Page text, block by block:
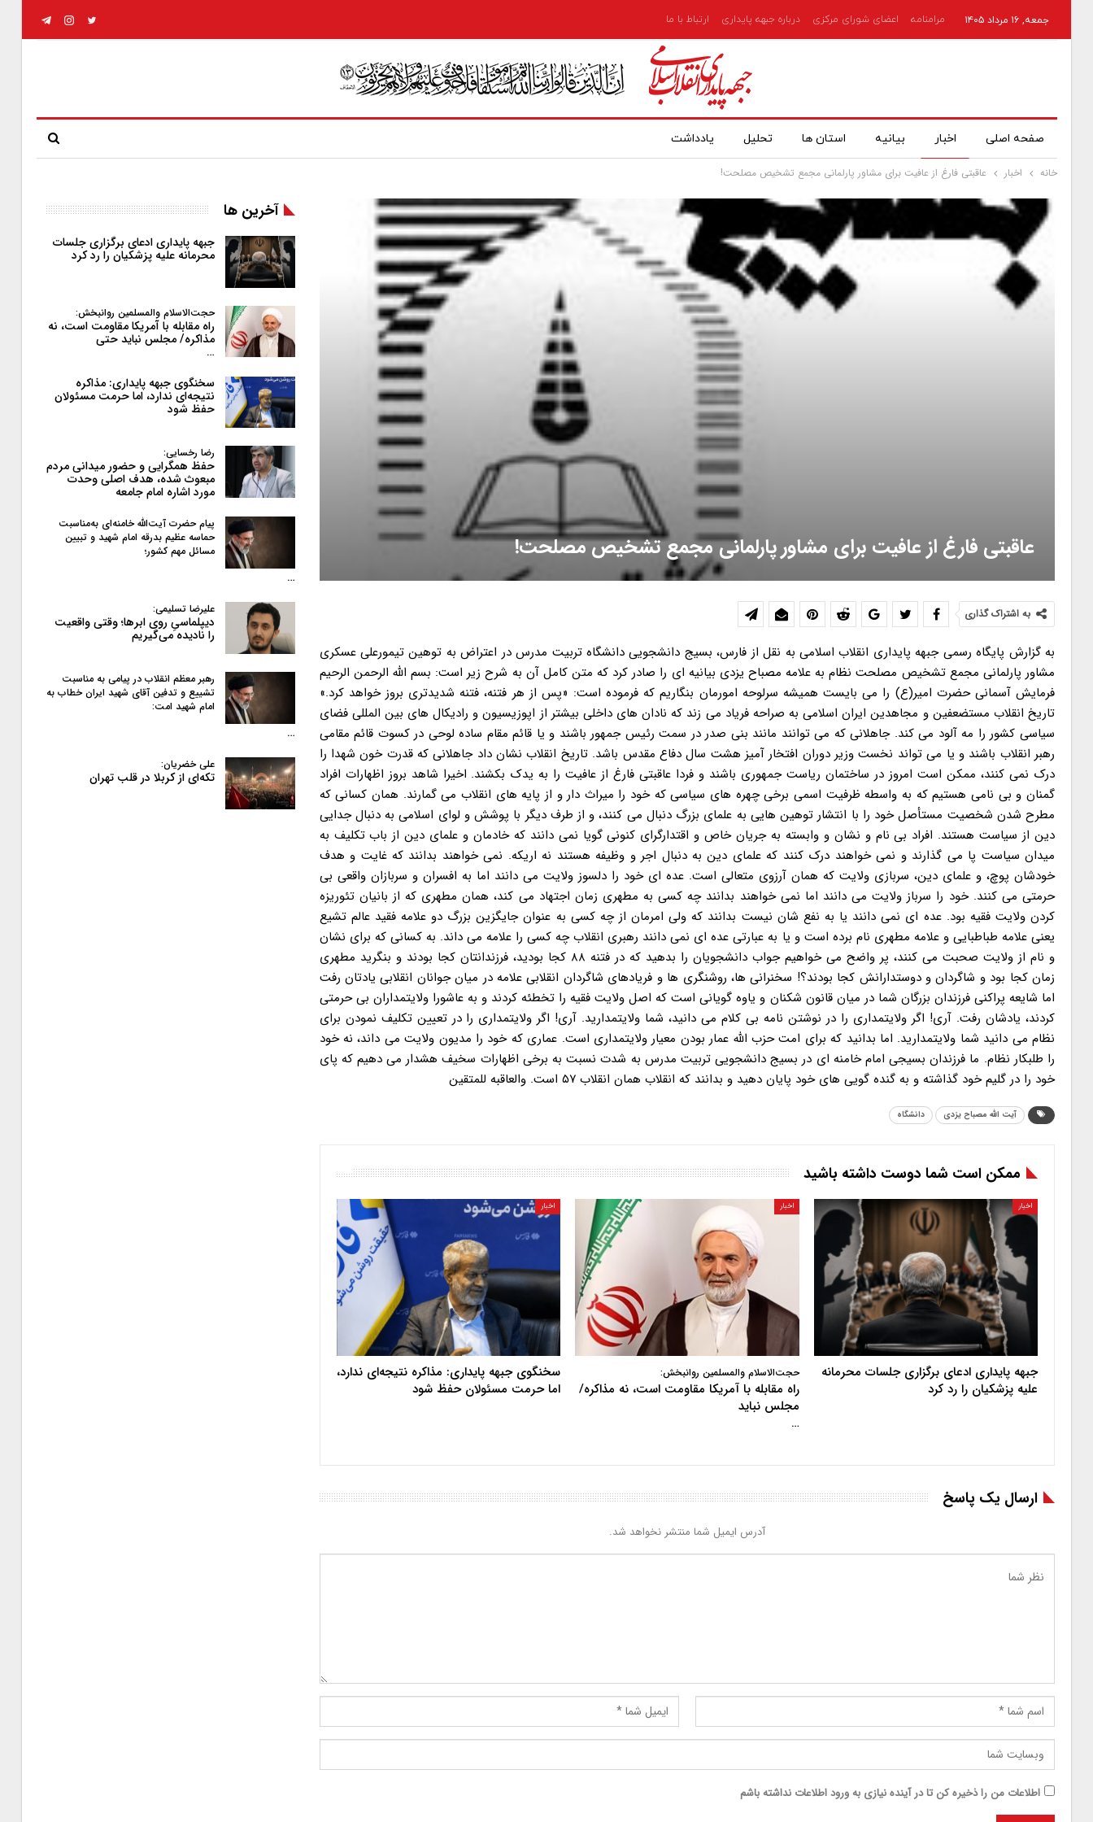
جمعه, ۱۶ مرداد ۱۴۰۵ مرامنامه اعضای شورای مرکزی درباره جبهه پایداری ارتباط با ما
صفحه اصلی اخبار بیانیه استان ها تحلیل یادداشت
خانه اخبار عاقبتی فارغ از عافیت برای مشاور پارلمانی مجمع تشخیص مصلحت!
عاقبتی فارغ از عافیت برای مشاور پارلمانی مجمع تشخیص مصلحت!
به اشتراک گذاری
به گزارش پایگاه رسمی جبهه پایداری انقلاب اسلامی به نقل از فارس، بسیج دانشجویی دانشگاه تربیت مدرس در اعتراض به توهین تیمورعلی عسکری
مشاور پارلمانی مجمع تشخیص مصلحت نظام به علامه مصباح یزدی بیانیه ای را صادر کرد که متن کامل آن به شرح زیر است: بسم الله الرحمن الرحیم
فرمایش آسمانی حضرت امیر(ع) را می بایست همیشه سرلوحه امورمان بنگاریم که فرموده است: «پس از هر فتنه، فتنه شدیدتری بروز خواهد کرد.»
تاریخ انقلاب مستضعفین و مجاهدین ایران اسلامی به صراحه فریاد می زند که نادان های داخلی بیشتر از اپوزیسیون و رادیکال های بین المللی فضای
سیاسی کشور را مه آلود می کند. جاهلانی که می توانند مانند بنی صدر در سمت رئیس جمهور باشند و یا قائم مقام ساده لوحی در کسوت قائم مقامی
رهبر انقلاب باشند و یا می تواند نخست وزیر دوران افتخار آمیز هشت سال دفاع مقدس باشد. تاریخ انقلاب نشان داد جاهلانی که قدرت خون شهدا را
درک نمی کنند، ممکن است امروز در ساختمان ریاست جمهوری باشند و فردا عاقبتی فارغ از عافیت را به یدک بکشند. اخیرا شاهد بروز اظهارات افراد
گمنان و بی نامی هستیم که به واسطه ظرفیت اسمی برخی چهره های سیاسی که خود را میراث دار و از پایه های انقلاب می گمارند. همان کسانی که
مطرح شدن شخصیت مستأصل خود را با انتشار توهین هایی به علمای بزرگ دنبال می کنند، و از طرف دیگر با پوشش و لوای اسلامی به دنبال جدایی
دین از سیاست هستند. افراد بی نام و نشان و وابسته به جریان خاص و اقتدارگرای کنونی گویا نمی دانند که خادمان و علمای دین از باب تکلیف به
میدان سیاست پا می گذارند و نمی خواهند درک کنند که علمای دین به دنبال اجر و وظیفه هستند نه اریکه. نمی خواهند بدانند که غایت و هدف
خودشان پوچ، و علمای دین، سربازی ولایت که همان آرزوی متعالی است. عده ای خود را دلسوز ولایت می دانند اما به افسران و سربازان واقعی بی
حرمتی می کنند. خود را سرباز ولایت می دانند اما نمی خواهند بدانند چه کسی به مطهری زمان اجتهاد می کند، همان مطهری که از بانیان تئوریزه
کردن ولایت فقیه بود. عده ای نمی دانند یا به نفع شان نیست بدانند که ولی امرمان از چه کسی به عنوان جایگزین بزرگ دو علامه فقید عالم تشیع
یعنی علامه طباطبایی و علامه مطهری نام برده است و یا به عبارتی عده ای نمی دانند رهبری انقلاب چه کسی را علامه می داند. به کسانی که برای نشان
و نام از ولایت صحبت می کنند، پر واضح می خواهیم جواب دانشجویان را بدهید که در فتنه ۸۸ کجا بودید، فرزندانتان کجا بودند و بنگرید مطهری
زمان کجا بود و شاگردان و دوستدارانش کجا بودند؟! سخنرانی ها، روشنگری ها و فریادهای شاگردان انقلابی علامه در میان جوانان انقلابی یادتان رفت
اما شایعه پراکنی فرزندان بزرگان شما در میان قانون شکنان و یاوه گویانی است که اصل ولایت فقیه را تخطئه کردند و به عاشورا ولایتمداران بی حرمتی
کردند، یادشان رفت. آری! اگر ولایتمداری را در نوشتن نامه بی کلام می دانید، شما ولایتمدارید. آری! اگر ولایتمداری را در تعیین تکلیف نمودن برای
نظام می دانید شما ولایتمدارید. اما بدانید که برای امت حزب الله عمار بودن معیار ولایتمداری است. عماری که خود را مدیون ولایت می داند، نه خود
را طلبکار نظام. ما فرزندان بسیجی امام خامنه ای در بسیج دانشجویی تربیت مدرس به شدت نسبت به برخی اظهارات سخیف هشدار می دهیم که پای
خود را در گلیم خود گذاشته و به گنده گویی های خود پایان دهید و بدانند که انقلاب همان انقلاب ۵۷ است. والعاقبه للمتقین
آیت الله مصباح یزدی دانشگاه
ممکن است شما دوست داشته باشید
اخبار
جبهه پایداری ادعای برگزاری جلسات محرمانه
علیه پزشکیان را رد کرد
اخبار
حجت‌الاسلام والمسلمین روانبخش:
راه مقابله با آمریکا مقاومت است، نه مذاکره/
مجلس نباید
…
اخبار
سخنگوی جبهه پایداری: مذاکره نتیجه‌ای ندارد،
اما حرمت مسئولان حفظ شود
ارسال یک پاسخ
آدرس ایمیل شما منتشر نخواهد شد.
اطلاعات من را ذخیره کن تا در آینده نیازی به ورود اطلاعات نداشته باشم
آخرین ها
جبهه پایداری ادعای برگزاری جلسات
محرمانه علیه پزشکیان را رد کرد
حجت‌الاسلام والمسلمین روانبخش:
راه مقابله با آمریکا مقاومت است، نه
مذاکره/ مجلس نباید حتی
…
سخنگوی جبهه پایداری: مذاکره
نتیجه‌ای ندارد، اما حرمت مسئولان
حفظ شود
رضا رخسایی:
حفظ همگرایی و حضور میدانی مردم
مبعوث شده، هدف اصلی وحدت
مورد اشاره امام جامعه
پیام حضرت آیت‌الله خامنه‌ای به‌مناسبت
حماسه عظیم بدرقه امام شهید و تبیین
مسائل مهم کشور؛
…
علیرضا تسلیمی:
دیپلماسیِ روی ابرها؛ وقتی واقعیت
را نادیده می‌گیریم
رهبر معظم انقلاب در پیامی به‌ مناسبت
تشییع و تدفین آقای شهید ایران خطاب به
امام شهید امت:
…
علی خضریان:
تکه‌ای از کربلا در قلب تهران